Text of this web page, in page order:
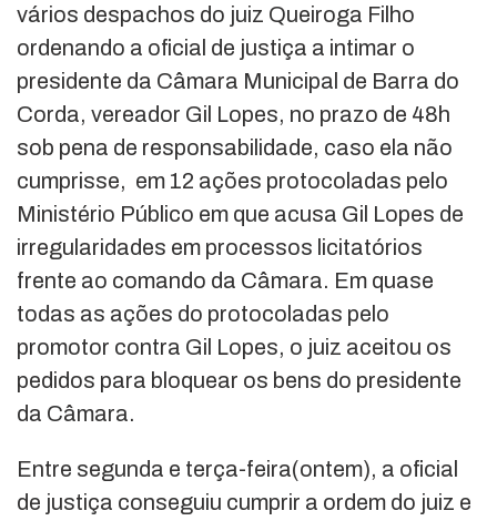
vários despachos do juiz Queiroga Filho
ordenando a oficial de justiça a intimar o
presidente da Câmara Municipal de Barra do
Corda, vereador Gil Lopes, no prazo de 48h
sob pena de responsabilidade, caso ela não
cumprisse, em 12 ações protocoladas pelo
Ministério Público em que acusa Gil Lopes de
irregularidades em processos licitatórios
frente ao comando da Câmara. Em quase
todas as ações do protocoladas pelo
promotor contra Gil Lopes, o juiz aceitou os
pedidos para bloquear os bens do presidente
da Câmara.
Entre segunda e terça-feira(ontem), a oficial
de justiça conseguiu cumprir a ordem do juiz e